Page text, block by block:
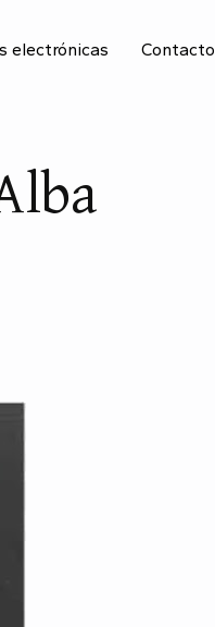
electrónicas Contacto
BUSCAR